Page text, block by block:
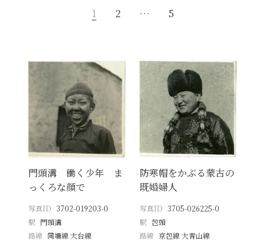
1 2 … 5
門頭溝 働く少年 ま
っくろな顔で
写真ID 3702-019203-0
駅 門頭溝
路線 同塘線 大台線
防寒帽をかぶる蒙古の
既婚婦人
写真ID 3705-026225-0
駅 包頭
路線 京包線 大青山線